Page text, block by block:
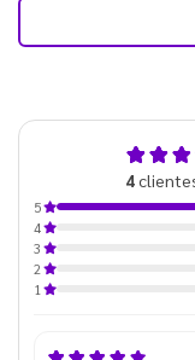
4
5
4
3
2
1